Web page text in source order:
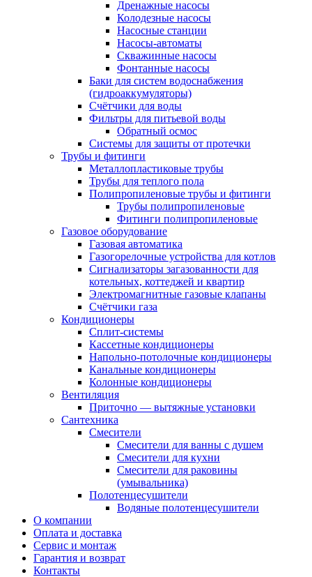
Дренажные насосы
Колодезные насосы
Насосные станции
Насосы-автоматы
Скважинные насосы
Фонтанные насосы
Баки для систем водоснабжения
(гидроаккумуляторы)
Счётчики для воды
Фильтры для питьевой воды
Обратный осмос
Системы для защиты от протечки
Трубы и фитинги
Металлопластиковые трубы
Трубы для теплого пола
Полипропиленовые трубы и фитинги
Трубы полипропиленовые
Фитинги полипропиленовые
Газовое оборудование
Газовая автоматика
Газогорелочные устройства для котлов
Сигнализаторы загазованности для
котельных, коттеджей и квартир
Электромагнитные газовые клапаны
Счётчики газа
Кондиционеры
Сплит-системы
Кассетные кондиционеры
Напольно-потолочные кондиционеры
Канальные кондиционеры
Колонные кондиционеры
Вентиляция
Приточно — вытяжные установки
Сантехника
Смесители
Смесители для ванны с душем
Смесители для кухни
Смесители для раковины
(умывальника)
Полотенцесушители
Водяные полотенцесушители
О компании
Оплата и доставка
Сервис и монтаж
Гарантия и возврат
Контакты